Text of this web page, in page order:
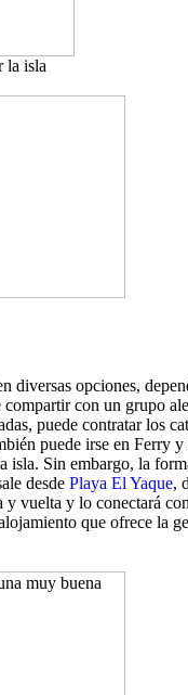
la isla
diversas opciones,
con un grupo
puede contratar los
puede irse en Ferry y
isla. Sin embargo, la
desde Playa El Yaque,
y vuelta y lo conectará
que ofrece la